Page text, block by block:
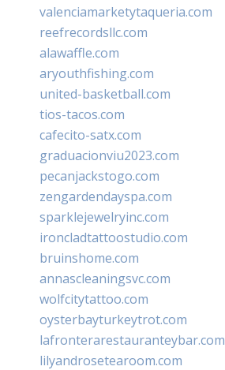
valenciamarketytaqueria.com
reefrecordsllc.com
alawaffle.com
aryouthfishing.com
united-basketball.com
tios-tacos.com
cafecito-satx.com
graduacionviu2023.com
pecanjackstogo.com
zengardendayspa.com
sparklejewelryinc.com
ironcladtattoostudio.com
bruinshome.com
annascleaningsvc.com
wolfcitytattoo.com
oysterbayturkeytrot.com
lafronterarestauranteybar.com
lilyandrosetearoom.com